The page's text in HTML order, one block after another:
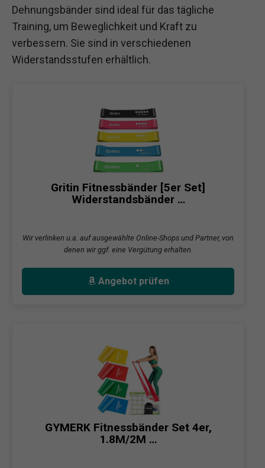
Dehnungsbänder sind ideal für das tägliche
Training, um Beweglichkeit und Kraft zu
verbessern. Sie sind in verschiedenen
Widerstandsstufen erhältlich.
Gritin Fitnessbänder [5er Set]
Widerstandsbänder …
Wir verlinken u.a. auf ausgewählte Online-Shops und Partner, von
denen wir ggf. eine Vergütung erhalten.
Angebot prüfen
GYMERK Fitnessbänder Set 4er,
1.8M/2M …